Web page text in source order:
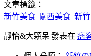
文章標籤：
新竹美食 關西美食 新
靜怡&大顆呆 發表在 痞